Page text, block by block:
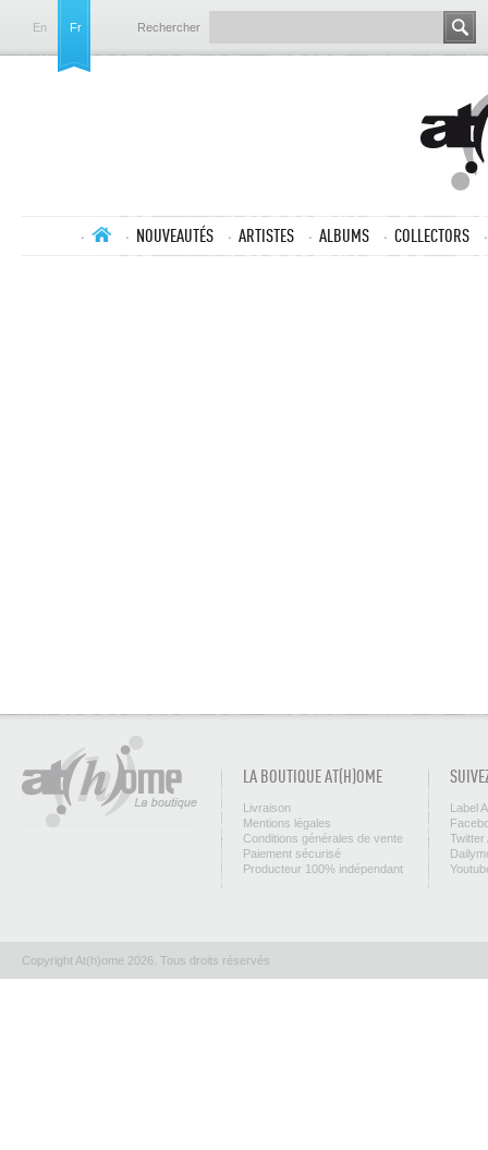
En Fr Rechercher
NOUVEAUTÉS ARTISTES ALBUMS COLLECTORS
LA BOUTIQUE AT(H)OME
Livraison
Mentions légales
Conditions générales de vente
Paiement sécurisé
Producteur 100% indépendant
Label
Twitter
Copyright At(h)ome 2026. Tous droits réservés